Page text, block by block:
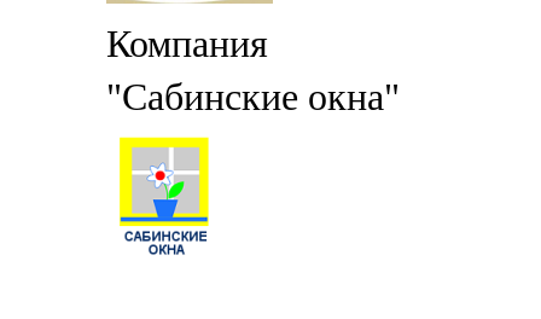
Компания
"Сабинские окна"